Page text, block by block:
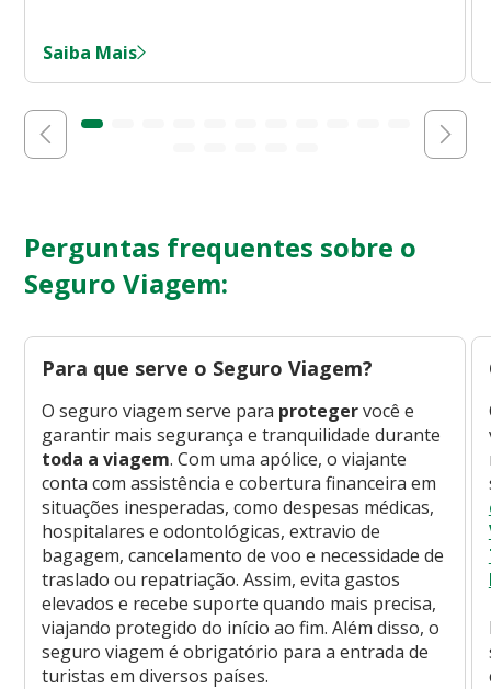
Saiba Mais
Perguntas frequentes sobre o
Seguro Viagem:
Para que serve o Seguro Viagem?
O seguro viagem serve para protegervocê e
garantir mais segurança e tranquilidade durante
toda a viagem. Com uma apólice, o viajante
conta com assistência e cobertura financeira em
situações inesperadas, como despesas médicas,
hospitalares e odontológicas, extravio de
bagagem, cancelamento de voo e necessidade de
traslado ou repatriação. Assim, evita gastos
elevados e recebe suporte quando mais precisa,
viajando protegido do início ao fim. Além disso, o
seguro viagem é obrigatório para a entrada de
turistas em diversos países.